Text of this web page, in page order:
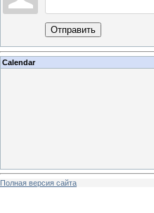
Отправить
Calendar
Полная версия сайта